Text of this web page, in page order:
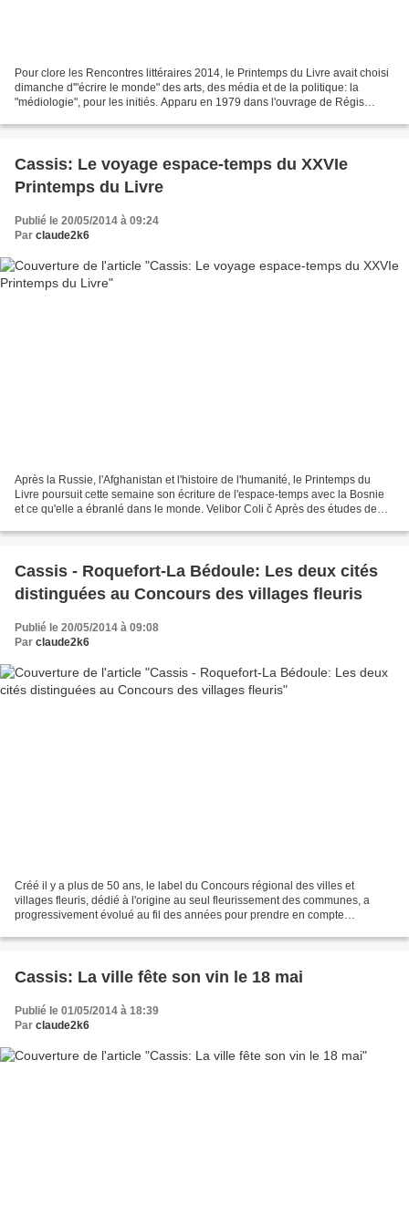
Pour clore les Rencontres littéraires 2014, le Printemps du Livre avait choisi
dimanche d'"écrire le monde" des arts, des média et de la politique: la
"médiologie", pour les initiés. Apparu en 1979 dans l'ouvrage de Régis
Cassis: Le voyage espace-temps du XXVIe
Printemps du Livre
Publié le 20/05/2014 à 09:24
Par claude2k6
Après la Russie, l'Afghanistan et l'histoire de l'humanité, le Printemps du
Livre poursuit cette semaine son écriture de l'espace-temps avec la Bosnie
et ce qu'elle a ébranlé dans le monde. Velibor Coli č Après des études de
Cassis - Roquefort-La Bédoule: Les deux cités
distinguées au Concours des villages fleuris
Publié le 20/05/2014 à 09:08
Par claude2k6
Créé il y a plus de 50 ans, le label du Concours régional des villes et
villages fleuris, dédié à l'origine au seul fleurissement des communes, a
progressivement évolué au fil des années pour prendre en compte
Cassis: La ville fête son vin le 18 mai
Publié le 01/05/2014 à 18:39
Par claude2k6